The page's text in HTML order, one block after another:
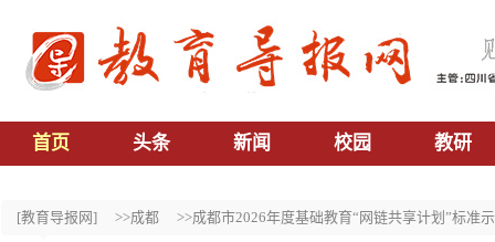
首页 头条 新闻 校园 教研
[教育导报网] >>成都 >>成都市2026年度基础教育“网链共享计划”标准